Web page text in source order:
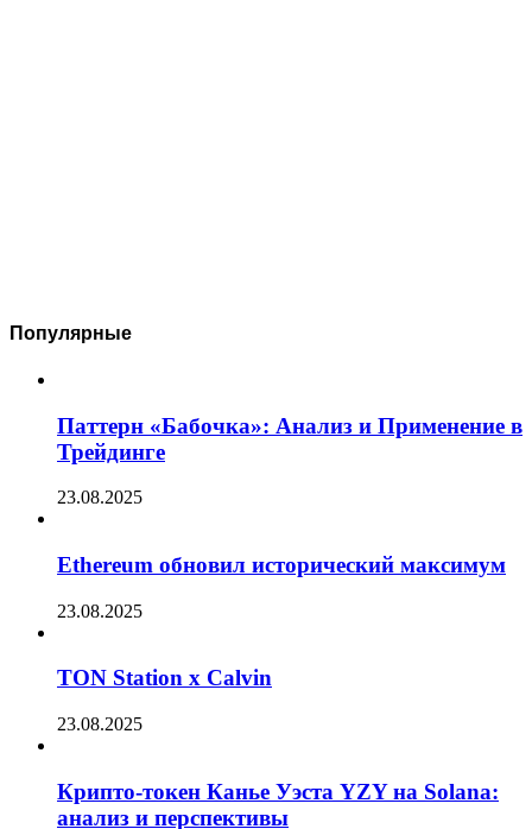
Популярные
Паттерн «Бабочка»: Анализ и Применение в
Трейдинге
23.08.2025
Ethereum обновил исторический максимум
23.08.2025
TON Station x Calvin
23.08.2025
Крипто-токен Канье Уэста YZY на Solana:
анализ и перспективы